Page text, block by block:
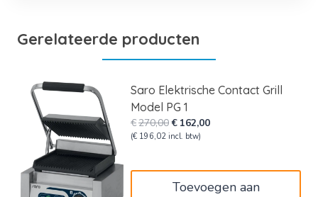
Gerelateerde producten
Saro Elektrische Contact Grill
Model PG 1
€270,00Oorspronkelijke
prijs
€ 162,00Huidige
(€ 196,02 incl. btw)
Toevoegen aan